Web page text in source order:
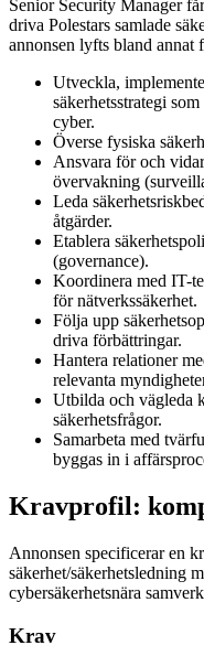
Senior Security Manager
driva Polestars samlade
annonsen lyfts bland annat
Utveckla,
säkerhetsstrategi
cyber.
Överse fysiska
Ansvara för och
övervakning
Leda
åtgärder.
Etablera
(governance).
Koordinera med IT-
för nätverkssäkerhet.
Följa upp
driva förbättringar.
Hantera relationer
relevanta
Utbilda och vägleda
säkerhetsfrågor.
Samarbeta med
byggas in i
Kravprofil:
Annonsen specificerar en
säkerhet/säkerhetsledning
cybersäkerhetsnära
Krav